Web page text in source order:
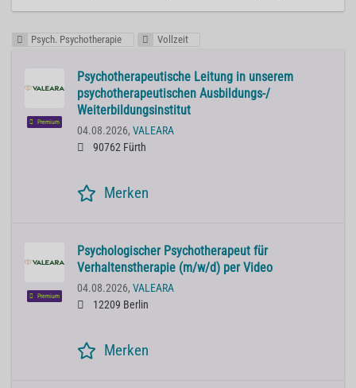
Psych. Psychotherapie Vollzeit
Premium
Psychotherapeutische Leitung in unserem
psychotherapeutischen Ausbildungs-/
Weiterbildungsinstitut
04.08.2026, VALEARA
90762 Fürth
Merken
Premium
Psychologischer Psychotherapeut für
Verhaltenstherapie (m/w/d) per Video
04.08.2026, VALEARA
12209 Berlin
Merken